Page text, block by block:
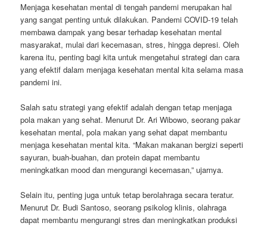
Menjaga kesehatan mental di tengah pandemi merupakan hal
yang sangat penting untuk dilakukan. Pandemi COVID-19 telah
membawa dampak yang besar terhadap kesehatan mental
masyarakat, mulai dari kecemasan, stres, hingga depresi. Oleh
karena itu, penting bagi kita untuk mengetahui strategi dan cara
yang efektif dalam menjaga kesehatan mental kita selama masa
pandemi ini.
Salah satu strategi yang efektif adalah dengan tetap menjaga
pola makan yang sehat. Menurut Dr. Ari Wibowo, seorang pakar
kesehatan mental, pola makan yang sehat dapat membantu
menjaga kesehatan mental kita. “Makan makanan bergizi seperti
sayuran, buah-buahan, dan protein dapat membantu
meningkatkan mood dan mengurangi kecemasan,” ujarnya.
Selain itu, penting juga untuk tetap berolahraga secara teratur.
Menurut Dr. Budi Santoso, seorang psikolog klinis, olahraga
dapat membantu mengurangi stres dan meningkatkan produksi